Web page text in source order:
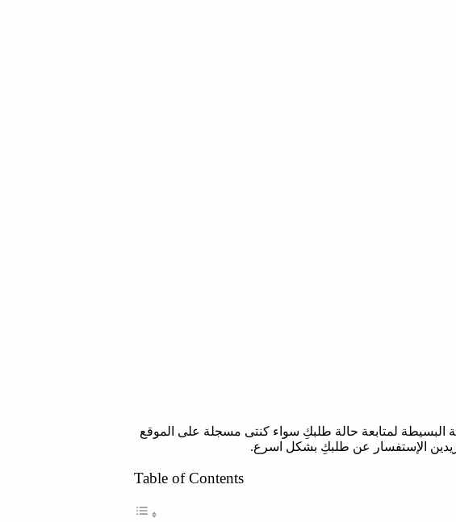
البسيطة لمتابعة حالة طلبكِ سواء كنتى مسجلة على الموقع
Table of Contents